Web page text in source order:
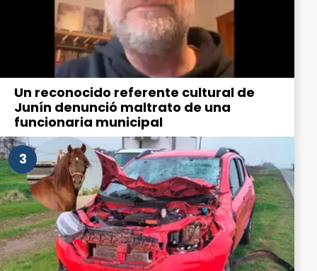
Un reconocido referente cultural de
Junín denunció maltrato de una
funcionaria municipal
3